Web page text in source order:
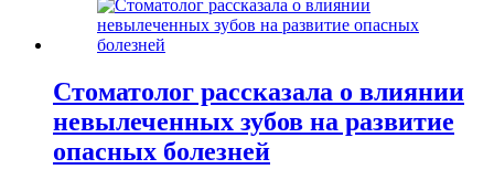
Стоматолог рассказала о влиянии
невылеченных зубов на развитие
опасных болезней